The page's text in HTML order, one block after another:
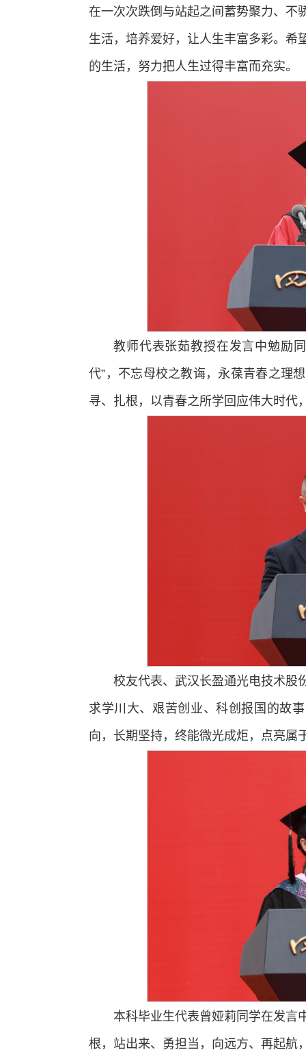
在一次次跌倒与站起之间蓄势聚力、不
生活，培养爱好，让人生丰富多彩。希
的生活，努力把人生过得丰富而充实。
教师代表张茹教授在发言中勉励
代”，不忘母校之教诲，永葆青春之理
寻、扎根，以青春之所学回应伟大时代
校友代表、武汉长盈通光电技术股
求学川大、艰苦创业、科创报国的故
向，长期坚持，终能微光成炬，点亮属
本科毕业生代表曾娅莉同学在发言
根，站出来、勇担当，向远方、再起航